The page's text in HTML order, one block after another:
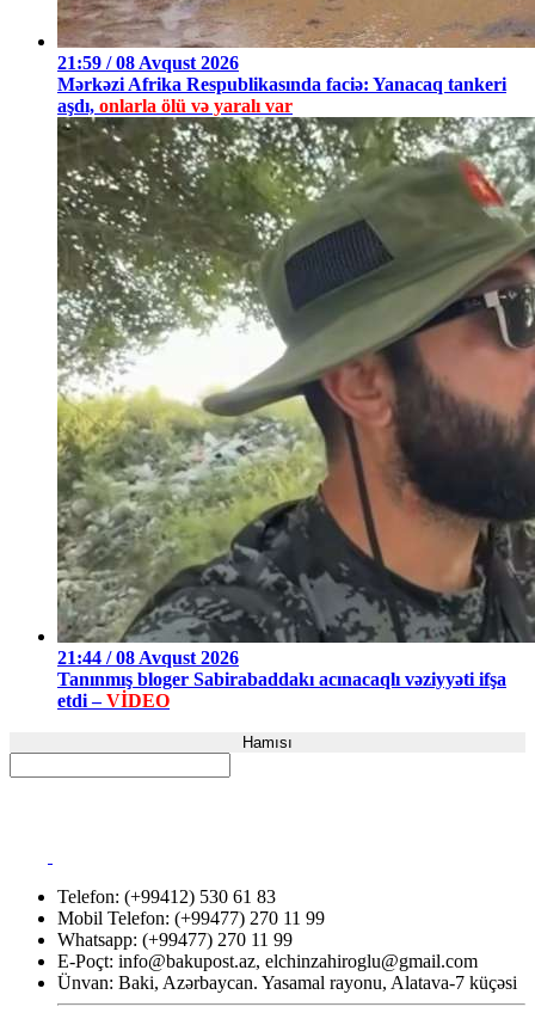
21:59 / 08 Avqust 2026
Mərkəzi Afrika Respublikasında faciə: Yanacaq tankeri
aşdı, onlarla ölü və yaralı var
21:44 / 08 Avqust 2026
Tanınmış bloger Sabirabaddakı acınacaqlı vəziyyəti ifşa
etdi –VİDEO
Hamısı
Telefon: (+99412) 530 61 83
Mobil Telefon: (+99477) 270 11 99
Whatsapp: (+99477) 270 11 99
E-Poçt: info@bakupost.az, elchinzahiroglu@gmail.com
Ünvan: Baki, Azərbaycan. Yasamal rayonu, Alatava-7 küçəsi